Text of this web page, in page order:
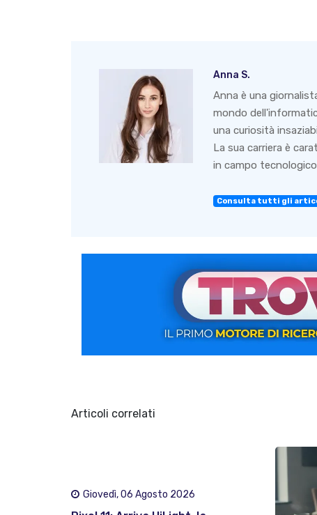
Anna S.
Anna è una
mondo
una curiosità
La sua carriera è
in campo
Consulta tutti gli
Articoli correlati
Giovedì, 06 Agosto 2026